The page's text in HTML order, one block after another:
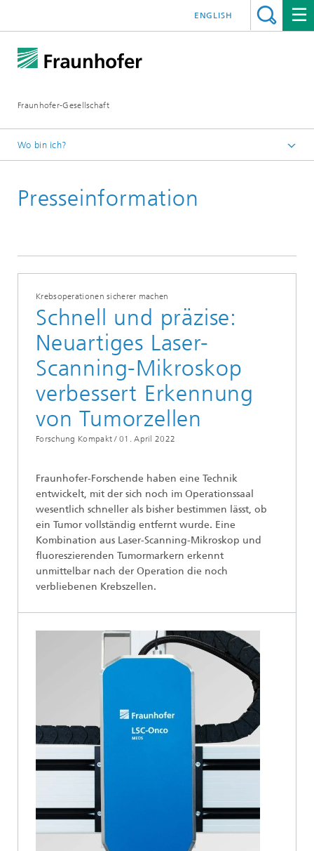
Fraunhofer-Gesellschaft
ENGLISH
Wo bin ich?
Presseinformationen
Presseinformation
Krebsoperationen sicherer machen
Schnell und präzise:
Neuartiges Laser-
Scanning-Mikroskop
verbessert Erkennung
von Tumorzellen
Forschung Kompakt / 01. April 2022
Fraunhofer-Forschende haben eine Technik
entwickelt, mit der sich noch im Operationssaal
wesentlich schneller als bisher bestimmen lässt, ob
ein Tumor vollständig entfernt wurde. Eine
Kombination aus Laser-Scanning-Mikroskop und
fluoreszierenden Tumormarkern erkennt
unmittelbar nach der Operation die noch
verbliebenen Krebszellen.